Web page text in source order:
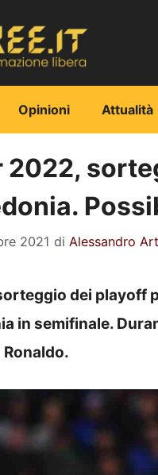
Opinioni Attualità
2022,
2021 di Alessandro
dei playoff
in semifinale.